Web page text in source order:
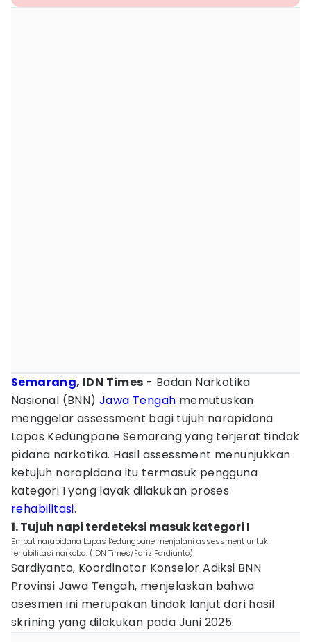
Semarang, IDN Times - Badan Narkotika
Nasional (BNN)Jawa Tengah memutuskan
menggelar assessment bagi tujuh narapidana
Lapas Kedungpane Semarang yang terjerat tindak
pidana narkotika. Hasil assessment menunjukkan
ketujuh narapidana itu termasuk pengguna
kategori I yang layak dilakukan proses
rehabilitasi.
1. Tujuh napi terdeteksi masuk kategori I
Empat narapidana Lapas Kedungpane menjalani assessment untuk
rehabilitasi narkoba. (IDN Times/Fariz Fardianto)
Sardiyanto, Koordinator Konselor Adiksi BNN
Provinsi Jawa Tengah, menjelaskan bahwa
asesmen ini merupakan tindak lanjut dari hasil
skrining yang dilakukan pada Juni 2025.